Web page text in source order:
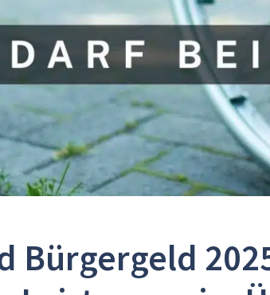
Bürgergeld